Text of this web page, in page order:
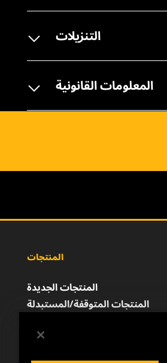
التنزيلات
المعلومات القانونية
المنتجات
المنتجات الجديدة
المنتجات المتوقفة/المستبدلة